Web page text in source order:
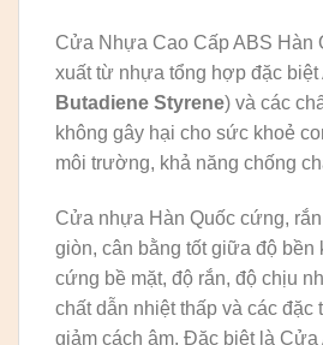
Cửa Nhựa Cao Cấp ABS Hàn
xuất từ nhựa tổng hợp đặc biệt
Butadiene Styrene) và các
không gây hại cho sức khoẻ
môi trường, khả năng chống
Cửa nhựa Hàn Quốc cứng,
giòn, cân bằng tốt giữa độ bền
cứng bề mặt, độ rắn, độ chịu
chất dẫn nhiệt thấp và các đặc
giảm cách âm. Đặc biệt là